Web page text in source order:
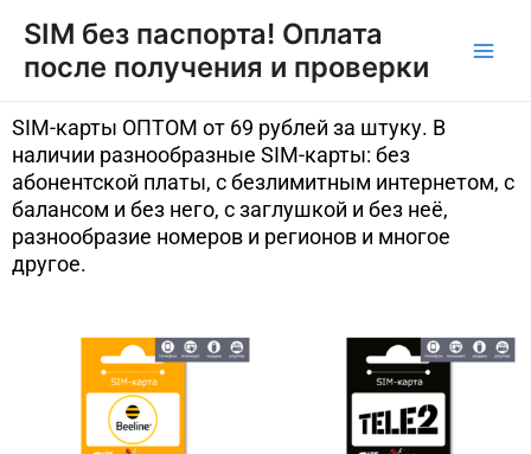
SIM без паспорта! Оплата
после получения и проверки
SIM-карты ОПТОМ от 69 рублей за штуку. В
наличии разнообразные SIM-карты: без
абонентской платы, с безлимитным интернетом, с
балансом и без него, с заглушкой и без неё,
разнообразие номеров и регионов и многое
другое.